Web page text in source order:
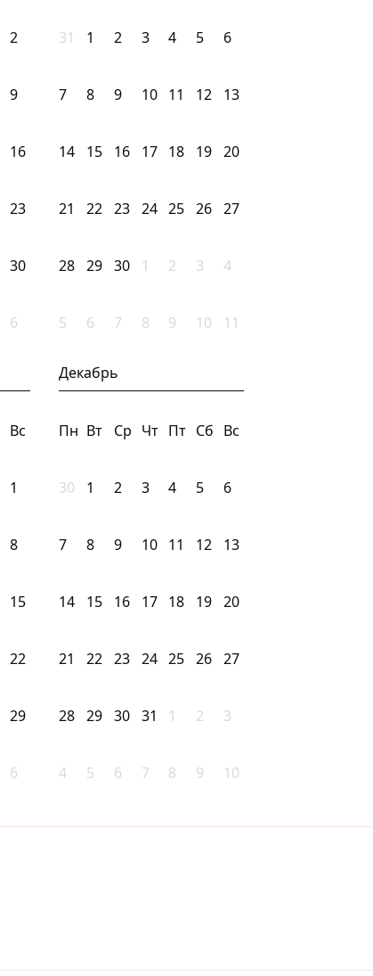
2
9
16
23
30
6
31 1 2 3 4 5 6
7 8 9 10 11 12 13
14 15 16 17 18 19 20
21 22 23 24 25 26 27
28 29 30 1 2 3 4
5 6 7 8 9 10 11
Вс
1
8
15
22
29
6
Декабрь
Пн Вт Ср Чт Пт Сб Вс
30 1 2 3 4 5 6
7 8 9 10 11 12 13
14 15 16 17 18 19 20
21 22 23 24 25 26 27
28 29 30 31 1 2 3
4 5 6 7 8 9 10